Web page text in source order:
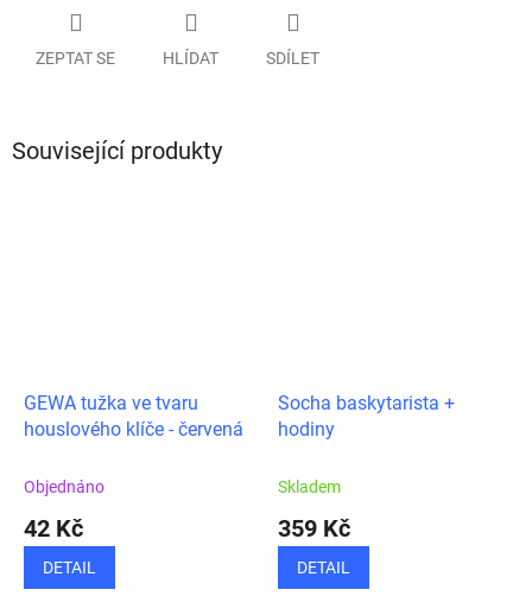
ZEPTAT SE HLÍDAT SDÍLET
Související produkty
GEWA tužka ve tvaru
houslového klíče - červená
Objednáno
42 Kč
DETAIL
Socha baskytarista +
hodiny
Skladem
359 Kč
DETAIL